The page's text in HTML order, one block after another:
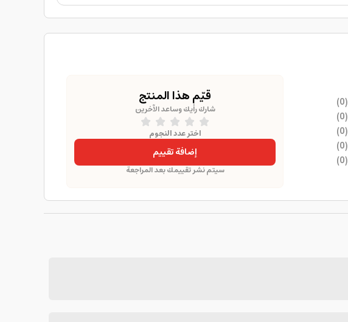
(
0
)
(
0
)
(
0
)
(
0
)
(
0
)
قيّم هذا المنتج
شارك رأيك وساعد الآخرين
اختر عدد النجوم
إضافة تقييم
سيتم نشر تقييمك بعد المراجعة